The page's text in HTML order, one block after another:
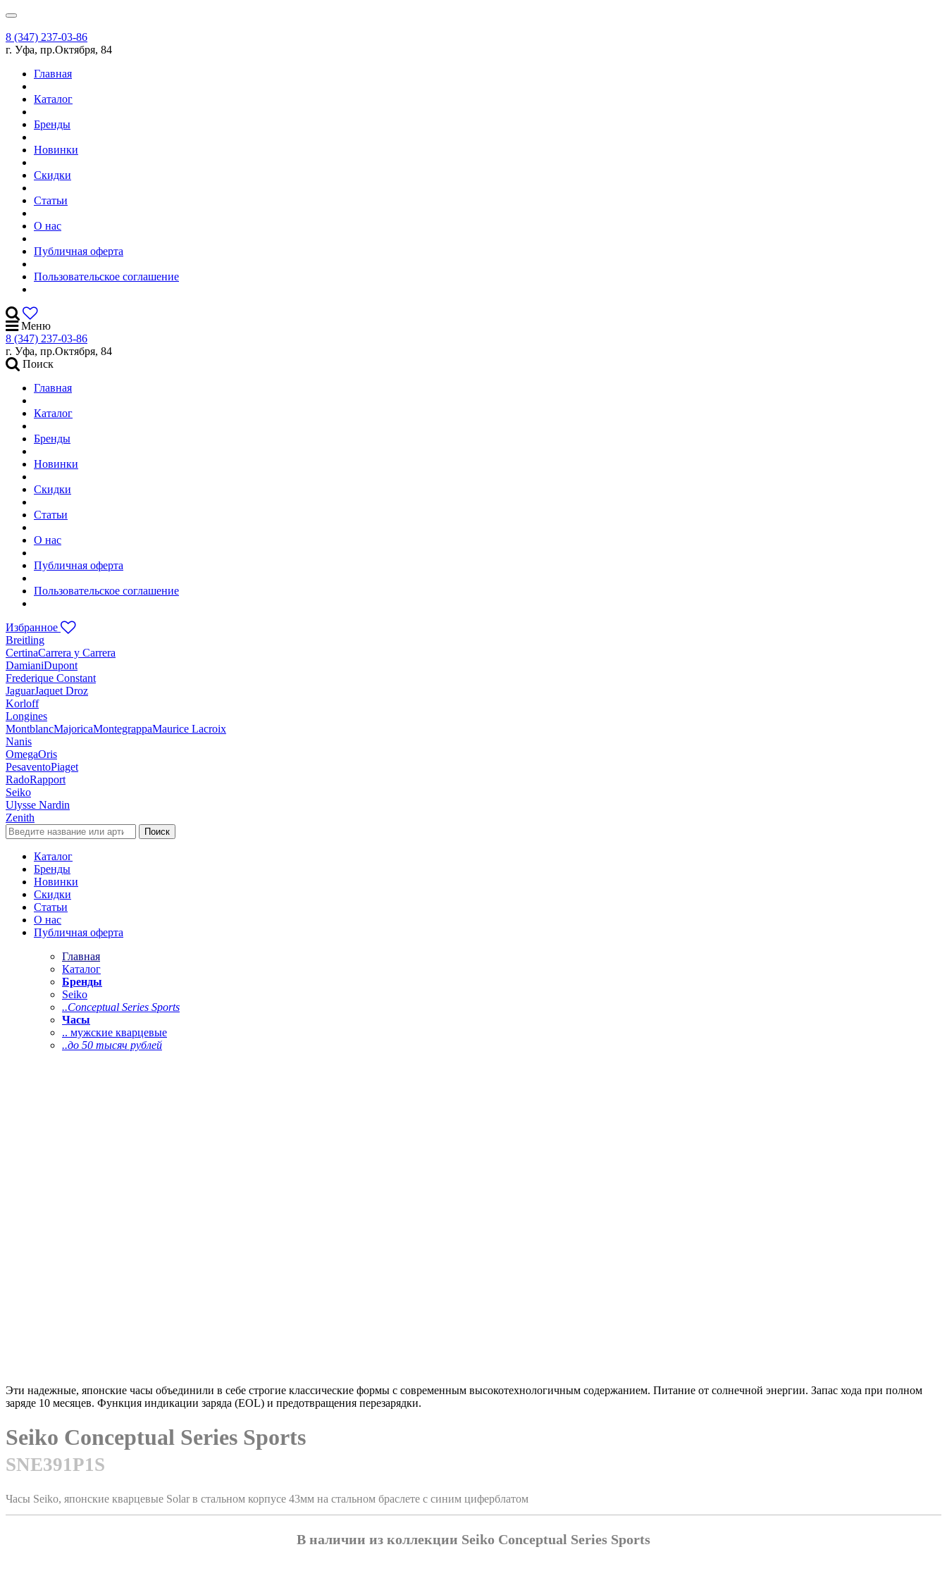
8 (347) 237-03-86
г. Уфа, пр.Октября, 84
Главная
Каталог
Бренды
Новинки
Скидки
Статьи
О нас
Публичная оферта
Пользовательское соглашение
Меню
8 (347) 237-03-86
г. Уфа, пр.Октября, 84
Поиск
Главная
Каталог
Бренды
Новинки
Скидки
Статьи
О нас
Публичная оферта
Пользовательское соглашение
Избранное
Breitling
CertinaCarrera y Carrera
DamianiDupont
Frederique Constant
JaguarJaquet Droz
Korloff
Longines
MontblancMajoricaMontegrappaMaurice Lacroix
Nanis
OmegaOris
PesaventoPiaget
RadoRapport
Seiko
Ulysse Nardin
Zenith
Поиск
Каталог
Бренды
Новинки
Скидки
Статьи
О нас
Публичная оферта
Главная
Каталог
Бренды
Seiko
..Conceptual Series Sports
Часы
.. мужские кварцевые
..до 50 тысяч рублей
Эти надежные, японские часы объединили в себе строгие классические формы с современным высокотехнологичным содержанием. Питание от солнечной энергии. Запас хода при полном
заряде 10 месяцев. Функция индикации заряда (EOL) и предотвращения перезарядки.
Seiko Conceptual Series Sports
SNE391P1S
Часы Seiko, японские кварцевые Solar в стальном корпусе 43мм на стальном браслете с синим циферблатом
В наличии из коллекции Seiko Conceptual Series Sports